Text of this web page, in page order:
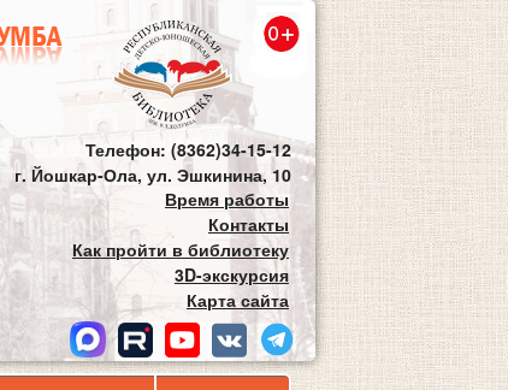
Телефон: (8362)34-15-12
г. Йошкар-Ола, ул. Эшкинина, 10
Время работы
Контакты
Как пройти в библиотеку
3D-экскурсия
Карта сайта